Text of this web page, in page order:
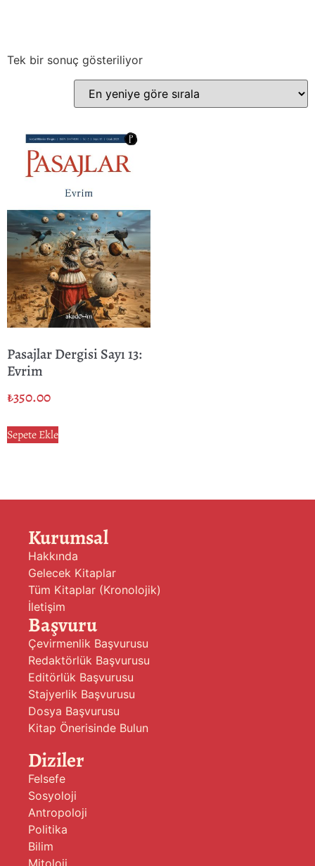
Tek bir sonuç gösteriliyor
Pasajlar Dergisi Sayı 13:
Evrim
₺350.00
Sepete Ekle
Kurumsal
Hakkında
Gelecek Kitaplar
Tüm Kitaplar (Kronolojik)
İletişim
Başvuru
Çevirmenlik Başvurusu
Redaktörlük Başvurusu
Editörlük Başvurusu
Stajyerlik Başvurusu
Dosya Başvurusu
Kitap Önerisinde Bulun
Diziler
Felsefe
Sosyoloji
Antropoloji
Politika
Bilim